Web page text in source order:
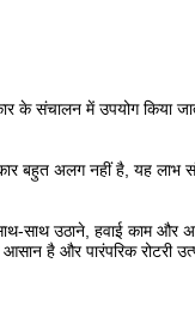
के संचालन में उपयोग किया
बहुत अलग नहीं है, यह लाभ
साथ उठाने, हवाई काम और
है और पारंपरिक रोटरी